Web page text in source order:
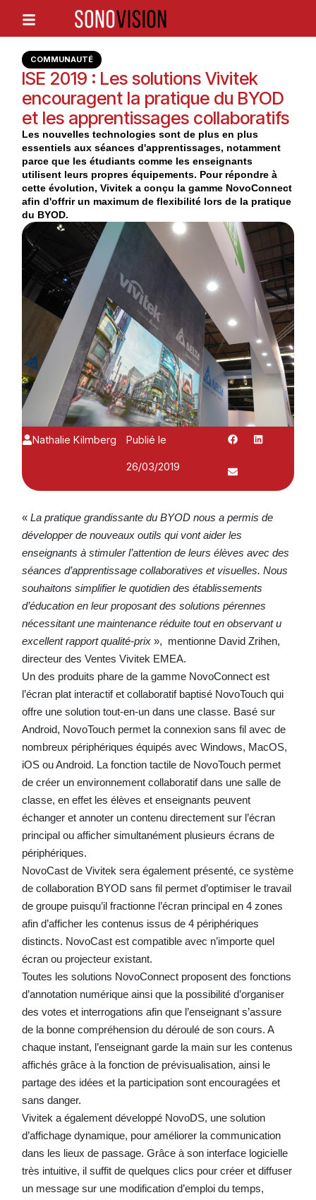
COMMUNAUTÉ
ISE 2019 : Les solutions Vivitek
encouragent la pratique du BYOD
et les apprentissages collaboratifs
Les nouvelles technologies sont de plus en plus
essentiels aux séances d'apprentissages, notamment
parce que les étudiants comme les enseignants
utilisent leurs propres équipements. Pour répondre à
cette évolution, Vivitek a conçu la gamme NovoConnect
afin d'offrir un maximum de flexibilité lors de la pratique
du BYOD.
Nathalie Kilmberg
Publié le
26/03/2019
« La pratique grandissante du BYOD nous a permis de
développer de nouveaux outils qui vont aider les
enseignants à stimuler l’attention de leurs élèves avec des
séances d’apprentissage collaboratives et visuelles. Nous
souhaitons simplifier le quotidien des établissements
d’éducation en leur proposant des solutions pérennes
nécessitant une maintenance réduite tout en observant u
excellent rapport qualité-prix», mentionne David Zrihen,
directeur des Ventes Vivitek EMEA.
Un des produits phare de la gamme NovoConnect est
l’écran plat interactif et collaboratif baptisé NovoTouch qui
offre une solution tout-en-un dans une classe. Basé sur
Android, NovoTouch permet la connexion sans fil avec de
nombreux périphériques équipés avec Windows, MacOS,
iOS ou Android. La fonction tactile de NovoTouch permet
de créer un environnement collaboratif dans une salle de
classe, en effet les élèves et enseignants peuvent
échanger et annoter un contenu directement sur l’écran
principal ou afficher simultanément plusieurs écrans de
périphériques.
NovoCast de Vivitek sera également présenté, ce système
de collaboration BYOD sans fil permet d’optimiser le travail
de groupe puisqu’il fractionne l’écran principal en 4 zones
afin d’afficher les contenus issus de 4 périphériques
distincts. NovoCast est compatible avec n’importe quel
écran ou projecteur existant.
Toutes les solutions NovoConnect proposent des fonctions
d’annotation numérique ainsi que la possibilité d’organiser
des votes et interrogations afin que l’enseignant s’assure
de la bonne compréhension du déroulé de son cours. A
chaque instant, l’enseignant garde la main sur les contenus
affichés grâce à la fonction de prévisualisation, ainsi le
partage des idées et la participation sont encouragées et
sans danger.
Vivitek a également développé NovoDS, une solution
d’affichage dynamique, pour améliorer la communication
dans les lieux de passage. Grâce à son interface logicielle
très intuitive, il suffit de quelques clics pour créer et diffuser
un message sur une modification d’emploi du temps,